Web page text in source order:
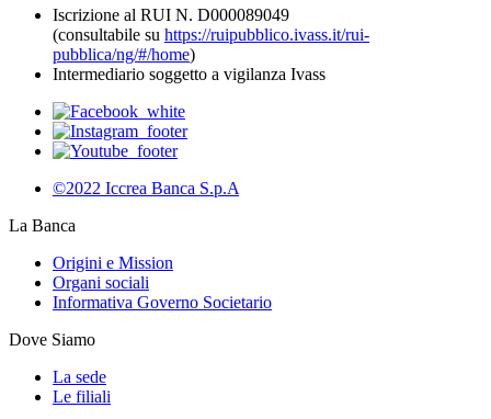
Iscrizione al RUI N. D000089049
(consultabile su https://ruipubblico.ivass.it/rui-
pubblica/ng/#/home)
Intermediario soggetto a vigilanza Ivass
©2022 Iccrea Banca S.p.A
La Banca
Origini e Mission
Organi sociali
Informativa Governo Societario
Dove Siamo
La sede
Le filiali